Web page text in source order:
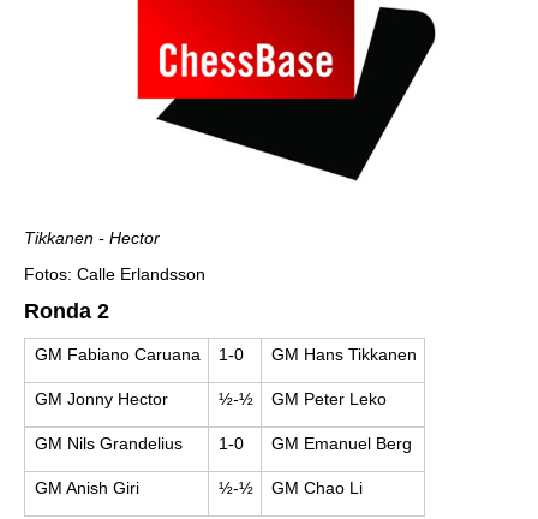
Tikkanen - Hector
Fotos: Calle Erlandsson
Ronda 2
GM Fabiano Caruana 1-0 GM Hans Tikkanen
GM Jonny Hector ½-½ GM Peter Leko
GM Nils Grandelius 1-0 GM Emanuel Berg
GM Anish Giri ½-½ GM Chao Li